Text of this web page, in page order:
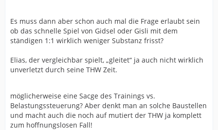
Es muss dann aber schon auch mal die Frage erlaubt sein
ob das schnelle Spiel von Gidsel oder Gisli mit dem
ständigen 1:1 wirklich weniger Substanz frisst?
Elias, der vergleichbar spielt, „gleitet“ ja auch nicht wirklich
unverletzt durch seine THW Zeit.
möglicherweise eine Sacge des Trainings vs.
Belastungssteuerung? Aber denkt man an solche Baustellen
und macht auch die noch auf mutiert der THW ja komplett
zum hoffnungslosen Fall!